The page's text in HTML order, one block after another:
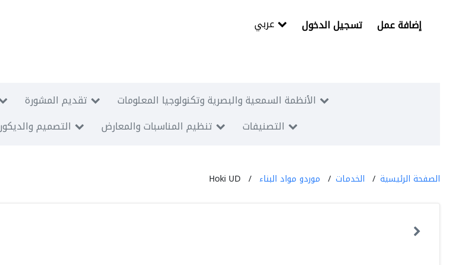
تسجيل الدخول إضافة عمل
تقديم المشورة
الأنظمة السمعية والبصرية وتكنولوجيا المعلومات
التصميم والديكور تنظيم المناسبات والمعارض التصنيفات
الصفحة الرئيسية الخدمات موردو مواد البناء Hoki UD